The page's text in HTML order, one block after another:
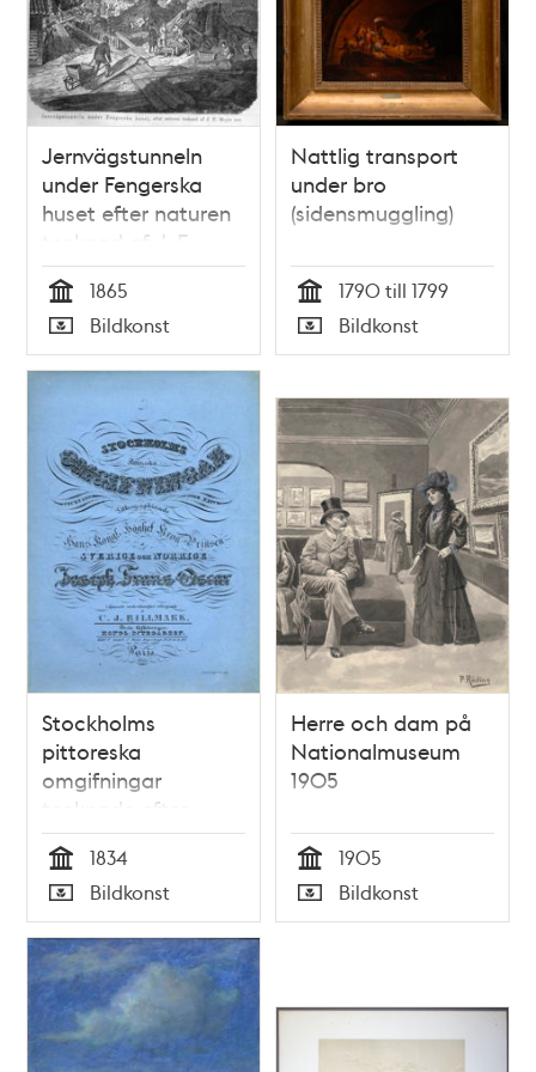
Jernvägstunneln
under Fengerska
huset efter naturen
tecknad af J. F.
Meyer s:or. Litografi
i Illustrerad Tidning,
nr 22 den 3 juni 1865.
Tid
1865
Typ
Bildkonst
Nattlig transport
under bro
(sidensmuggling)
Tid
1790 till 1799
Typ
Bildkonst
Stockholms
pittoreska
omgifningar
tecknade efter
naturen :
lithographierade
samt Hans Kongl.
Höghet Kron-
Prinsen af Sverige
och Norrige Joseph
Frans Oscar i
djupaste
Tid
1834
Typ
Bildkonst
Herre och dam på
Nationalmuseum
1905
Tid
1905
Typ
Bildkonst